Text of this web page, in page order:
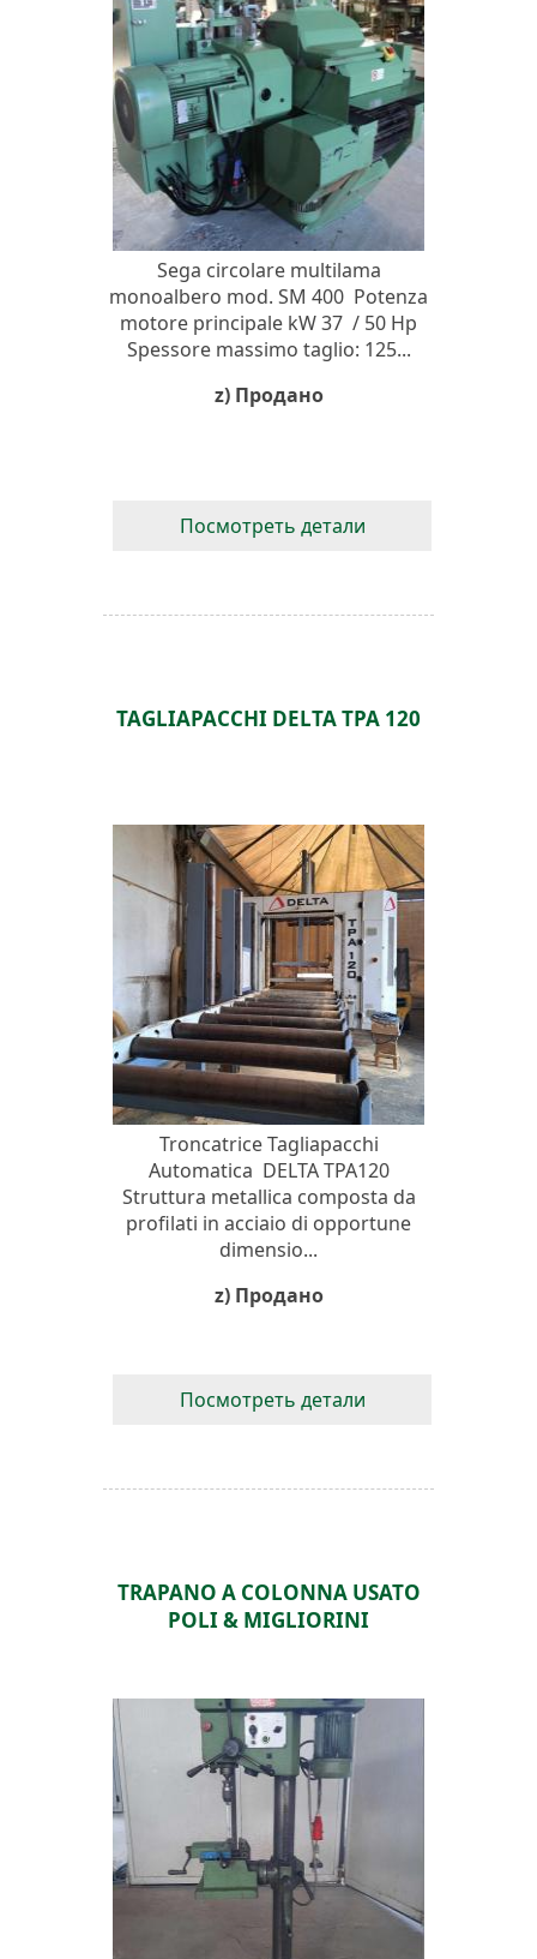
Sega circolare multilama
monoalbero mod. SM 400 Potenza
motore principale kW 37 / 50 Hp
Spessore massimo taglio: 125...
z) Продано
Посмотреть детали
TAGLIAPACCHI DELTA TPA 120
Troncatrice Tagliapacchi
Automatica DELTA TPA120
Struttura metallica composta da
profilati in acciaio di opportune
dimensio...
z) Продано
Посмотреть детали
TRAPANO A COLONNA USATO
POLI & MIGLIORINI